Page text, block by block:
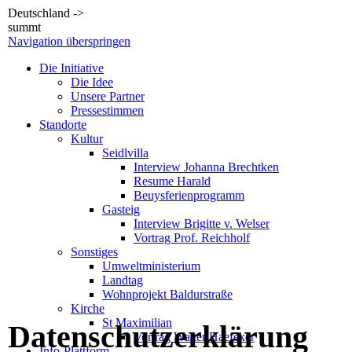
Deutschland ->
summt
Navigation überspringen
Die Initiative
Die Idee
Unsere Partner
Pressestimmen
Standorte
Kultur
Seidlvilla
Interview Johanna Brechtken
Resume Harald
Beuysferienprogramm
Gasteig
Interview Brigitte v. Welser
Vortrag Prof. Reichholf
Sonstiges
Umweltministerium
Landtag
Wohnprojekt Baldurstraße
Kirche
St Maximilian
Vortrag Walter Haefeker
Datenschutzerklärung